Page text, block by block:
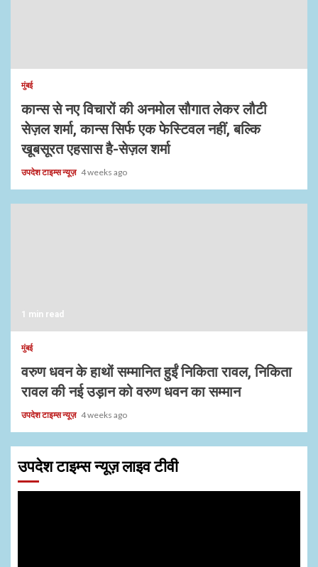
मुंबई
कान्स से नए विचारों की अनमोल सौगात लेकर लौटी
सेज़ल शर्मा, कान्स सिर्फ एक फेस्टिवल नहीं, बल्कि
खूबसूरत एहसास है-सेज़ल शर्मा
उपदेश टाइम्स न्यूज़ 4 weeks ago
1 min read
मुंबई
वरुण धवन के हाथों सम्मानित हुईं निकिता रावल, निकिता
रावल की नई उड़ान को वरुण धवन का सम्मान
उपदेश टाइम्स न्यूज़ 4 weeks ago
उपदेश टाइम्स न्यूज़ लाइव टीवी